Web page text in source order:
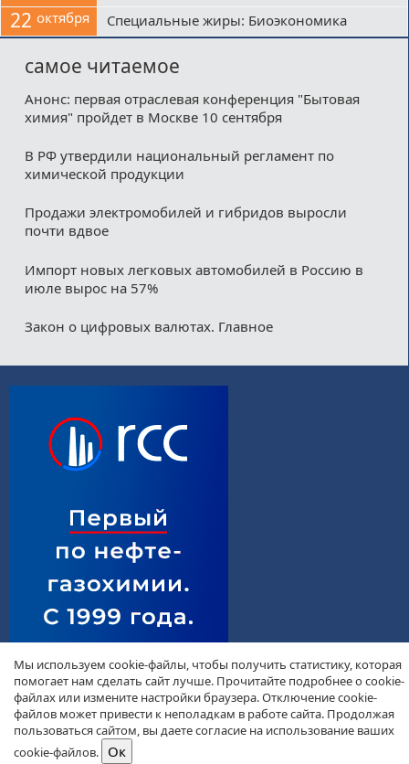
22 октября Специальные жиры: Биоэкономика
самое читаемое
Анонс: первая отраслевая конференция "Бытовая
химия" пройдет в Москве 10 сентября
В РФ утвердили национальный регламент по
химической продукции
Продажи электромобилей и гибридов выросли
почти вдвое
Импорт новых легковых автомобилей в Россию в
июле вырос на 57%
Закон о цифровых валютах. Главное
Мы используем cookie-файлы, чтобы получить статистику, которая
помогает нам сделать сайт лучше. Прочитайте подробнее о cookie-
файлах или измените настройки браузера. Отключение cookie-
файлов может привести к неполадкам в работе сайта. Продолжая
пользоваться сайтом, вы даете согласие на использование ваших
cookie-файлов.